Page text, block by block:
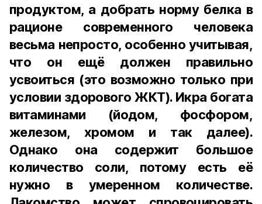
продуктом, а добрать норму белка в
рационе современного человека
весьма непросто, особенно учитывая,
что он ещё должен правильно
усвоиться (это возможно только при
условии здорового ЖКТ). Икра богата
витаминами (йодом, фосфором,
железом, хромом и так далее).
Однако она содержит большое
количество соли, потому есть её
нужно в умеренном количестве.